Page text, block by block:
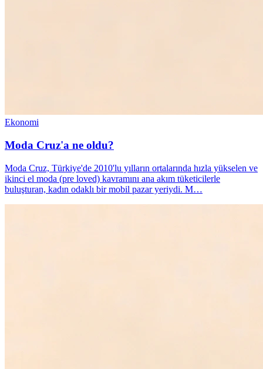
Ekonomi
Moda Cruz'a ne oldu?
Moda Cruz, Türkiye'de 2010'lu yılların ortalarında hızla yükselen ve
ikinci el moda (pre loved) kavramını ana akım tüketicilerle
buluşturan, kadın odaklı bir mobil pazar yeriydi. M…